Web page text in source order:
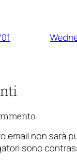
email non sarà
sono